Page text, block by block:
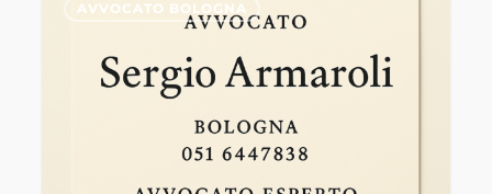
Successioni,
AVVOCATO BOLOGNA